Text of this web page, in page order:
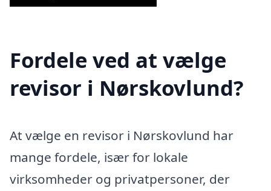
Fordele ved at vælge
revisor i Nørskovlund?
At vælge en revisor i Nørskovlund har
mange fordele, især for lokale
virksomheder og privatpersoner, der